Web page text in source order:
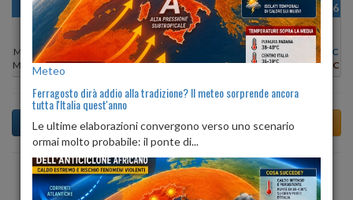
OGGI
Min:
25°C
Max:28°C
MAR 11
Min:
Max:27°C
MER 12
Min:26°C
Max:27°C
GIO 13
Min:
28°C
Max:29°C
VEN 14
Max:28°C
SAB 15
Min:27°C
Max:29°C
DOM 16
25°C
Max:28°C
Previsioni del Tempo a Aymavilles tra 3 giorni
Meteo
Ferragosto dirà addio alla tradizione? Il meteo sorprende ancora
tutta l'Italia quest'anno
Le ultime elaborazioni convergono verso uno scenario
ormai molto probabile: il ponte di...